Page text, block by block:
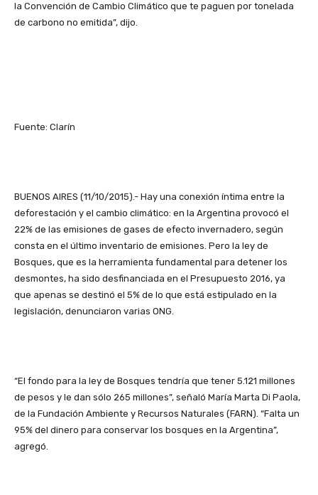
la Convención de Cambio Climático que te paguen por tonelada
de carbono no emitida”, dijo.
Fuente: Clarín
BUENOS AIRES (11/10/2015).- Hay una conexión íntima entre la
deforestación y el cambio climático: en la Argentina provocó el
22% de las emisiones de gases de efecto invernadero, según
consta en el último inventario de emisiones. Pero la ley de
Bosques, que es la herramienta fundamental para detener los
desmontes, ha sido desfinanciada en el Presupuesto 2016, ya
que apenas se destinó el 5% de lo que está estipulado en la
legislación, denunciaron varias ONG.
“El fondo para la ley de Bosques tendría que tener 5.121 millones
de pesos y le dan sólo 265 millones”, señaló María Marta Di Paola,
de la Fundación Ambiente y Recursos Naturales (FARN). “Falta un
95% del dinero para conservar los bosques en la Argentina”,
agregó.